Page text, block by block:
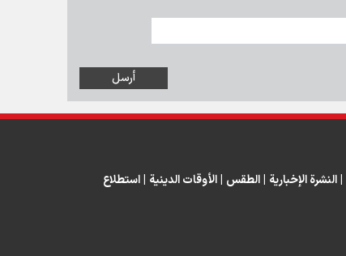
|النشرة الإخبارية |الطقس |الأوقات الدينية |استطلاع